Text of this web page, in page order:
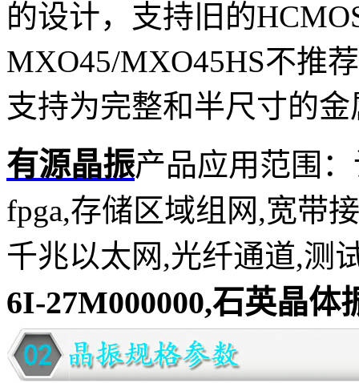
的设计，支持旧的
MXO45/MXO45HS不推
支持为完整和半尺寸的
有源晶振产品应用范围
fpga,存储区域组网,宽带
千兆以太网,光纤通道,测
6I-27M000000,石英晶体